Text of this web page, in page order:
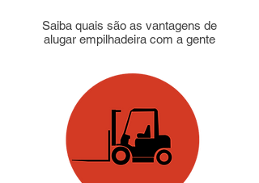
Saiba quais são as vantagens de
alugar empilhadeira com a gente